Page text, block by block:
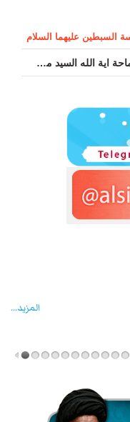
السبطين عليهما السلام
تقرير مصوّر - موكب عزاء مکتب سماحة اية الله السيد مرتضى الموسوي الاصفهاني في يوم إستشهاد السيدة فاطم...